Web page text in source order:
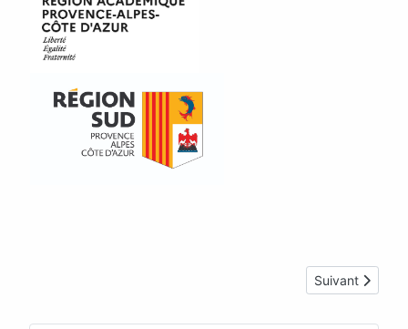
Article suivant
Suivant